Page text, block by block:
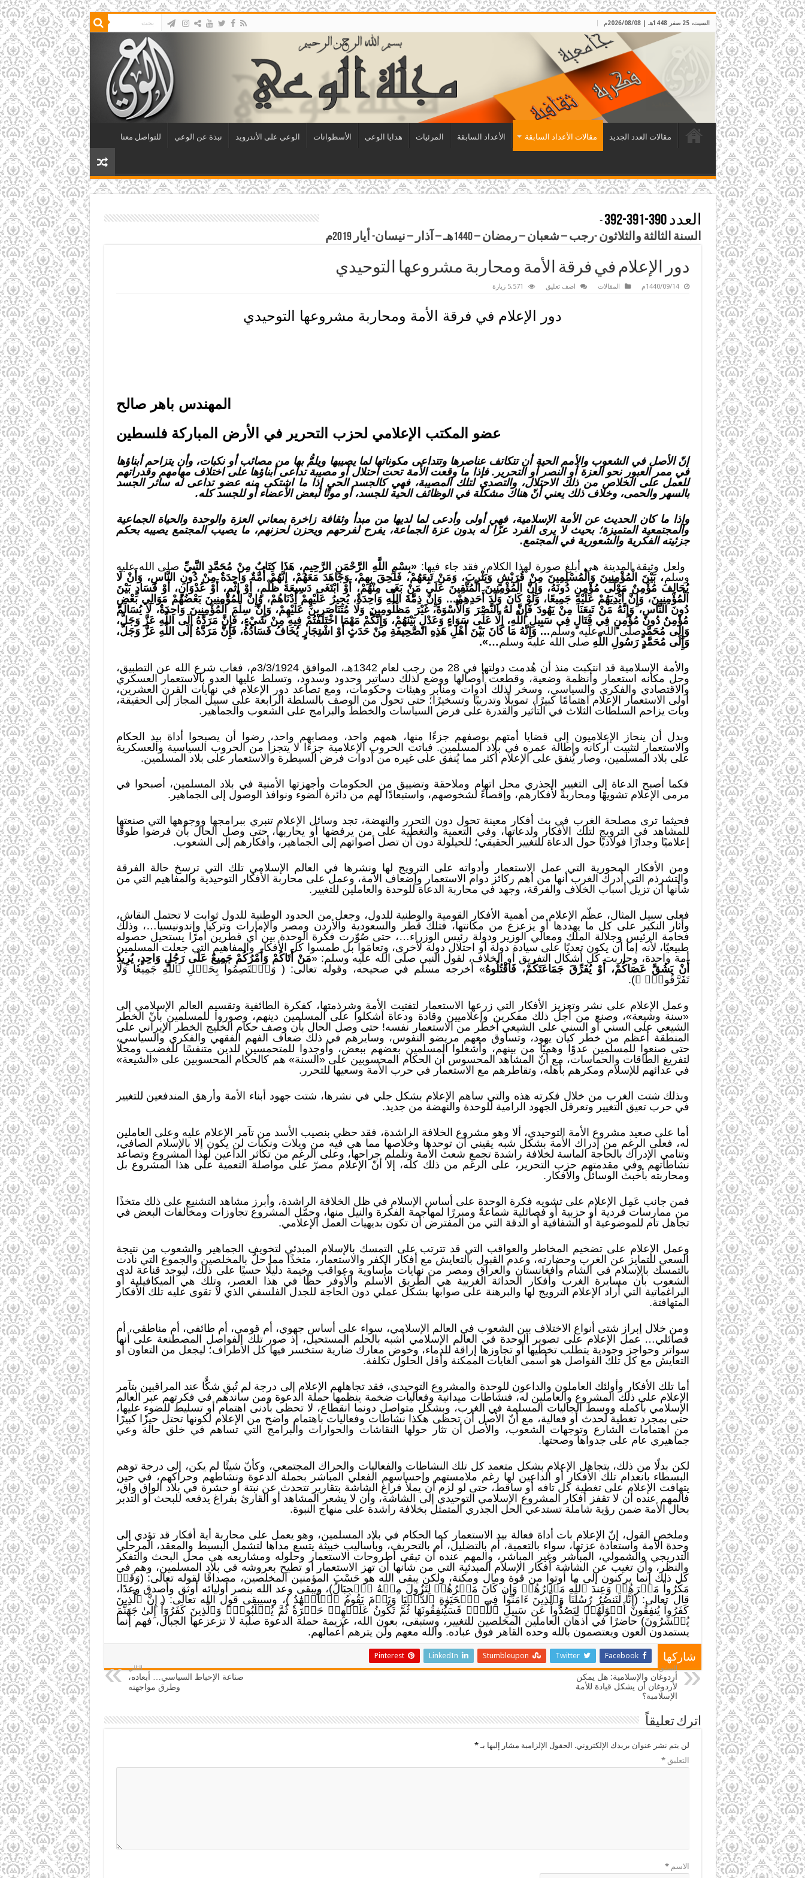
السبت، 25 صفر 1448هـ | 2026/08/08م
مقالات العدد الجديد مقالات الأعداد السابقة الأعداد السابقة المرئيات هدايا الوعي الأسطوانات الوعي على الأندرويد نبذة عن الوعي للتواصل معنا
العدد 390-391-392
-
السنة الثالثة والثلاثون -رجب – شعبان – رمضان – 1440هـ – آذار – نيسان- أيار 2019م
دور الإعلام في فرقة الأمة ومحاربة مشروعها التوحيدي
1440/09/14م المقالات اضف تعليق 5,571 زيارة
دور الإعلام في فرقة الأمة ومحاربة مشروعها التوحيدي
المهندس باهر صالح
عضو المكتب الإعلامي لحزب التحرير في الأرض المباركة فلسطين
إنّ الأصل في الشعوب والأمم الحية أن تتكاتف عناصرها وتتداعى مكوناتها لما يصيبها ويلمُّ بها من مصائب أو نكبات، وأن يتزاحم أبناؤها
في ممر العبور نحو العزة أو النصر أو التحرير. فإذا ما وقعت الأمة تحت احتلال أو مصيبة تداعى أبناؤها على اختلاف مهامهم وقدراتهم
للعمل على الخلاص من ذلك الاحتلال، والتصدي لتلك المصيبة، فهي كالجسد الحي إذا ما اشتكى منه عضو تداعى له سائر الجسد
بالسهر والحمى، وخلاف ذلك يعني أنّ هناك مشكلة في الوظائف الحية للجسد، أو موتًا لبعض الأعضاء أو للجسد كله.
وإذا ما كان الحديث عن الأمة الإسلامية، فهي أولى وأدعى لما لديها من مبدأ وثقافة زاخرة بمعاني العزة والوحدة والحياة الجماعية
والمجتمعية المتميزة؛ بحيث لا يرى الفرد عزًا له بدون عزة الجماعة، يفرح لفرحهم ويحزن لحزنهم، ما يصيب المجتمع يصيبه بحكم
جزئيته الفكرية والشعورية في المجتمع.
ولعل وثيقة المدينة هي أبلغ صورة لهذا الكلام، فقد جاء فيها: «بِسْمِ اللَّهِ الرَّحْمَنِ الرَّحِيمِ، هَذَا كِتَابٌ مِنْ مُحَمَّدٍ النَّبِيِّ صلى الله عليه
وسلم، بَيْنَ الْمُؤْمِنِينَ وَالْمُسْلِمِينَ مِنْ قُرَيْشٍ وَيَثْرِبَ، وَمَنْ تَبِعَهُمْ، فَلَحِقَ بِهِمْ، وَجَاهَدَ مَعَهُمْ، إنَّهُمْ أُمَّةٌ وَاحِدَةٌ مِنْ دُونِ النَّاسِ، وَأَنْ لَا
يُحَالِفَ مُؤْمِنٌ مَوْلَى مُؤْمِنٍ دُونَهُ، وَإِنَّ الْمُؤْمِنِينَ الْمُتَّقِينَ عَلَى مَنْ بَغَى مِنْهُمْ، أَوْ ابْتَغَى دَسِيعَةَ ظُلْمٍ، أَوْ إثْمٍ، أَوْ عُدْوَانٍ، أَوْ فَسَادٍ بَيْنَ
الْمُؤْمِنِينَ، وَإِنَّ أَيْدِيَهُمْ عَلَيْهِ جَمِيعًا، وَلَوْ كَانَ وَلَدَ أَحَدِهِمْ… وَإِنَّ ذِمَّةَ اللَّهِ وَاحِدَةٌ، يُجِيرُ عَلَيْهِمْ أَدْنَاهُمْ، وَإِنَّ الْمُؤْمِنِينَ بَعْضُهُمْ مَوَالِي بَعْضٍ
دُونَ النَّاسِ، وَإِنَّهُ مَنْ تَبِعَنَا مِنْ يَهُودَ فَإِنَّ لَهُ النَّصْرَ وَالْأُسْوَةَ، غَيْرَ مَظْلُومِينَ وَلَا مُتَنَاصَرِينَ عَلَيْهِمْ، وَإِنَّ سِلْمَ الْمُؤْمِنِينَ وَاحِدَةٌ، لَا يُسَالَمُ
مُؤْمِنٌ دُونَ مُؤْمِنٍ فِي قِتَالٍ فِي سَبِيلِ اللَّهِ، إلَّا عَلَى سَوَاءٍ وَعَدْلٍ بَيْنَهُمْ، وَإِنَّكُمْ مَهْمَا اخْتَلَفْتُمْ فِيهِ مِنْ شَيْءٍ، فَإِنَّ مَرَدَّهُ إلَى اللَّهِ عَزَّ وَجَلَّ،
وَإِلَى مُحَمَّدٍصلى الله عليه وسلم … وَإِنَّهُ مَا كَانَ بَيْنَ أَهْلِ هَذِهِ الصَّحِيفَةِ مِنْ حَدَثٍ أَوْ اشْتِجَارٍ يُخَافُ فَسَادُهُ، فَإِنَّ مَرَدَّهُ إلَى اللَّهِ عَزَّ وَجَلَّ،
وَإِلَى مُحَمَّدٍ رَسُولِ اللَّهِ صلى الله عليه وسلم …».
والأمة الإسلامية قد انتكبت منذ أن هُدمت دولتها في 28 من رجب لعام 1342هـ، الموافق 3/3/1924م، فغاب شرع الله عن التطبيق،
وحل مكانه استعمار وأنظمة وضعية، وقطعت أوصالها ووضع لذلك دساتير وحدود وسدود، وتسلط عليها العدو بالاستعمار العسكري
والاقتصادي والفكري والسياسي، وسخر لذلك أدوات ومنابر وهيئات وحكومات، ومع تصاعد دور الإعلام في نهايات القرن العشرين،
أولى الاستعمار الإعلام اهتمامًا كبيرًا، تمويلًا وتدريبًا وتسخيرًا؛ حتى تحول من الوصف بالسلطة الرابعة على سبيل المجاز إلى الحقيقة،
وبات يزاحم السلطات الثلاث في التأثير والقدرة على فرض السياسات والخطط والبرامج على الشعوب والجماهير.
وبدل أن ينحاز الإعلاميون إلى قضايا أمتهم بوصفهم جزءًا منها، همهم واحد، ومصابهم واحد، رضوا أن يصبحوا أداة بيد الحكام
والاستعمار لتثبيت أركانه وإطالة عمره في بلاد المسلمين. فباتت الحروب الإعلامية جزءًا لا يتجزأ من الحروب السياسية والعسكرية
على بلاد المسلمين، وصار يُنفق على الإعلام أكثر مما يُنفق على غيره من أدوات فرض السيطرة والاستعمار على بلاد المسلمين.
فكما أصبح الدعاة إلى التغيير الجذري محل اتهام وملاحقة وتضييق من الحكومات وأجهزتها الأمنية في بلاد المسلمين، أصبحوا في
مرمى الإعلام تشويهًا ومحاربةً لأفكارهم، وإقصاءً لشخوصهم، واستبعادًا لهم من دائرة الضوء ونوافذ الوصول إلى الجماهير.
فحيثما ترى مصلحة الغرب في بث أفكار معينة تحول دون التحرر والنهضة، تجد وسائل الإعلام تنبري ببرامجها ووجوهها التي صنعتها
للمشاهد في الترويج لتلك الأفكار ولدعاتها، وفي التعمية والتغطية على من يرفضها أو يحاربها، حتى وصل الحال بأن فرضوا طوقًا
إعلاميًا وجدارًا فولاذيًا حول الدعاة للتغيير الحقيقي؛ للحيلولة دون أن تصل أصواتهم إلى الجماهير، وأفكارهم إلى الشعوب.
ومن الأفكار المحورية التي عمل الاستعمار وأدواته على الترويج لها ونشرها في العالم الإسلامي تلك التي ترسخ حالة الفرقة
والتشرذم التي أدرك الغرب أنها من أهم ركائز دوام الاستعمار وإضعاف الأمة، وعمل على محاربة الأفكار التوحيدية والمفاهيم التي من
شأنها أن تزيل أسباب الخلاف والفرقة، وجهد في محاربة الدعاة للوحدة والعاملين للتغيير.
فعلى سبيل المثال، عظّم الإعلام من أهمية الأفكار القومية والوطنية للدول، وجعل من الحدود الوطنية للدول ثوابت لا تحتمل النقاش،
وأثار النكير على كل ما يهددها أو يزعزع من مكانتها، فتلك قطر والسعودية والأردن ومصر والإمارات وتركيا وإندونيسيا…، وذلك
فخامة الرئيس وجلالة الملك ومعالي الوزير ودولة رئيس الوزراء…، حتى صُوّرت فكرة الوحدة بين أي قطرين أمرًا يستحيل حصوله
طبيعيًا، لأنه إما أن يكون تعديًا على سيادة دولة أو احتلال دولة لأخرى، وتعامَوا بل طمسوا كل الأفكار والمفاهيم التي جعلت المسلمين
أمة واحدة، وحاربت كل أشكال التفريق أو الخلاف، لقول النبي صلى الله عليه وسلم: «مَنْ أَتَاكُمْ وَأَمْرُكُمْ جَمِيعٌ عَلَى رَجُلٍ وَاحِدٍ، يُرِيدُ
أَنْ يَشُقَّ عَصَاكُمْ، أَوْ يُفَرِّقَ جَمَاعَتَكُمْ، فَاقْتُلُوهُ» أخرجه مسلم في صحيحه، وقوله تعالى: ( وَٱعۡتَصِمُواْ بِحَبۡلِ ٱللَّهِ جَمِيعٗا وَلَا
تَفَرَّقُواْۚ ْ).
وعمل الإعلام على نشر وتعزيز الأفكار التي زرعها الاستعمار لتفتيت الأمة وشرذمتها، كفكرة الطائفية وتقسيم العالم الإسلامي إلى
«سنة وشيعة»، وصنع من أجل ذلك مفكرين وإعلاميين وقادة ودعاة أشكلوا على المسلمين دينهم، وصوروا للمسلمين بأنّ الخطر
الشيعي على السني أو السني على الشيعي أخطر من الاستعمار نفسه! حتى وصل الحال بأن وصف حكام الخليج الخطر الإيراني على
المنطقة أعظم من خطر كيان يهود، وتساوق معهم مريضو النفوس، وسايرهم في ذلك ضعاف الفهم الفقهي والفكري والسياسي،
حتى صنعوا للمسلمين عدوًا وهميًا من بينهم، وأشغلوا المسلمين بعضهم ببعض، وأوجدوا للمتحمسين للدين متنفسًا للغضب ومحلًا
لتفريغ الطاقات والحماسات، مع أنّ المشاهد المحسوس أن الحكام المحسوبين على «السنة» هم كالحكام المحسوبين على «الشيعة»
في عدائهم للإسلام ومكرهم بأهله، وتقاطرهم مع الاستعمار في حرب الأمة وسعيها للتحرر.
وبذلك شتت الغرب من خلال فكرته هذه والتي ساهم الإعلام بشكل جلي في نشرها، شتت جهود أبناء الأمة وأرهق المندفعين للتغيير
في حرب تعيق التغيير وتعرقل الجهود الرامية للوحدة والنهضة من جديد.
أما على صعيد مشروع الأمة التوحيدي، ألا وهو مشروع الخلافة الراشدة، فقد حظي بنصيب الأسد من تآمر الإعلام عليه وعلى العاملين
له، فعلى الرغم من إدراك الأمة بشكل شبه يقيني أن توحدها وخلاصها مما هي فيه من ويلات ونكبات لن يكون إلا بالإسلام الصافي،
وتنامي الإدراك بالحاجة الماسة لخلافة راشدة تجمع شعث الأمة وتلملم جراحها، وعلى الرغم من تكاثر الداعين لهذا المشروع وتصاعد
نشاطاتهم وفي مقدمتهم حزب التحرير، على الرغم من ذلك كله، إلا أنّ الإعلام مصرّ على مواصلة التعمية على هذا المشروع بل
ومحاربته بأخبث الوسائل والأفكار.
فمن جانب عَمِل الإعلام على تشويه فكرة الوحدة على أساس الإسلام في ظل الخلافة الراشدة، وأبرز مشاهد التشنيع على ذلك متخذًا
من ممارسات فردية أو حزبية أو فصائلية شماعةً ومبررًا لمهاجمة الفكرة والنيل منها، وحمّل المشروع تجاوزات ومخالفات البعض في
تجاهل تام للموضوعية أو الشفافية أو الدقة التي من المفترض أن تكون بديهيات العمل الإعلامي.
وعمل الإعلام على تضخيم المخاطر والعواقب التي قد تترتب على التمسك بالإسلام المبدئي لتخويف الجماهير والشعوب من نتيجة
السعي للتمايز عن الغرب وحضارته، وعدم القبول بالتعايش مع أفكار الكفر والاستعمار، متخذًا مما حلَّ بالمخلصين والجموع التي نادت
بالتمسك بالإسلام في الشام وأفغانستان والعراق ومصر من نهايات مأساوية وعواقب وخيمة دليلًا حسيًا على ذلك، ليوجد قناعة لدى
الشعوب بأن مسايرة الغرب وأفكار الحداثة الغربية هي الطريق الأسلم والأوفر حظًا في هذا العصر، وتلك هي الميكافيلية أو
البراغماتية التي أراد الإعلام الترويج لها والبرهنة على صوابها بشكل عملي دون الحاجة للجدل الفلسفي الذي لا تقوى عليه تلك الأفكار
المتهافتة.
ومن خلال إبراز شتى أنواع الاختلاف بين الشعوب في العالم الإسلامي، سواء على أساس جهوي، أم قومي، أم طائفي، أم مناطقي، أم
فصائلي… عمل الإعلام على تصوير الوحدة في العالم الإسلامي أشبه بالحلم المستحيل، إذ صور تلك الفواصل المصطنعة على أنها
سواتر وحواجز وجودية يتطلب تخطيها أو تجاوزها إراقة للدماء، وخوض معارك ضارية ستخسر فيها كل الأطراف؛ ليجعل من التعاون أو
التعايش مع كل تلك الفواصل هو أسمى الغايات الممكنة وأقل الحلول تكلفة.
أما تلك الأفكار وأولئك العاملون والداعون للوحدة والمشروع التوحيدي، فقد تجاهلهم الإعلام إلى درجة لم تُبقِ شكًّا عند المراقبين بتآمر
الإعلام على ذلك المشروع والعاملين له، فنشاطات ميدانية وفعاليات ضخمة ينظمها حملة الدعوة ومن ساندهم في فكرتهم عبر العالم
الإسلامي بأكمله ووسط الجاليات المسلمة في الغرب، وبشكل متواصل دونما انقطاع، لا تحظى بأدنى اهتمام أو تسليط للضوء عليها،
حتى بمجرد تغطية لحدث أو فعالية، مع أنّ الأصل أن تحظى هكذا نشاطات وفعاليات باهتمام واضح من الإعلام لكونها تحتل حيزًا كبيرًا
من اهتمامات الشارع وتوجهات الشعوب، والأصل أن تثار حولها النقاشات والحوارات والبرامج التي تساهم في خلق حالة وعي
جماهيري عام على جدواها وصحتها.
لكن بدلًا من ذلك، يتجاهل الإعلام بشكل متعمد كل تلك النشاطات والفعاليات والحراك المجتمعي، وكأنّ شيئًا لم يكن، إلى درجة توهم
البسطاء بانعدام تلك الأفكار أو الداعين لها رغم ملامستهم وإحساسهم الفعلي المباشر بحملة الدعوة ونشاطهم وحراكهم، في حين
يتهافت الإعلام على تغطية كل تافه أو ساقط، حتى لو لزم أن يملأ فراغ الشاشة بتقارير تتحدث عن نبتة أو حشرة في بلاد الواق واق،
فالمهم عنده أن لا تقفز أفكار المشروع الإسلامي التوحيدي إلى الشاشة، وأن لا يشعر المشاهد أو القارئ بفراغ يدفعه للبحث أو التدبر
بحال الأمة ضمن رؤية شاملة تستدعي الحل الجذري المتمثل بخلافة راشدة على منهاج النبوة.
وملخص القول، إنّ الإعلام بات أداة فعالة بيد الاستعمار كما الحكام في بلاد المسلمين، وهو يعمل على محاربة أية أفكار قد تؤدي إلى
وحدة الأمة واستعادة عزتها، سواء بالتعمية، أم بالتضليل، أم بالتحريف، وبأساليب خبيثة يتسع مداها لتشمل البسيط والمعقد، المرحلي
التدريجي والشمولي، المباشر وغير المباشر، والمهم عنده أن تبقى أطروحات الاستعمار وحلوله ومشاريعه هي محل البحث والتفكر
والنظر، وأن تغيب عن الشاشة أفكار الإسلام المبدئية التي من شأنها أن تهز الاستعمار أو تطيح بعروشه في بلاد المسلمين، وهم في
كل ذلك إنما يركنون إلى ما أوتوا من قوة ومال ومكنة، ولكن يبقى الله هو حَسْبَ المؤمنين المخلصين، مصداقًا لقوله تعالى: (وَقَدۡ
مَكَرُواْ مَكۡرَهُمۡ وَعِندَ ٱللَّهِ مَكۡرُهُمۡ وَإِن كَانَ مَكۡرُهُمۡ لِتَزُولَ مِنۡهُ ٱلۡجِبَالُ)، ويبقى وعد الله بنصر أوليائه أوثق وأصدق وعدًا،
قال تعالى: (إِنَّا لَنَنصُرُ رُسُلَنَا وَٱلَّذِينَ ءَامَنُواْ فِي ٱلۡحَيَوٰةِ ٱلدُّنۡيَا وَيَوۡمَ يَقُومُ ٱلۡأَشۡهَٰدُ )، وسيبقى قول الله تعالى: ( إِنَّ ٱلَّذِينَ
كَفَرُواْ يُنفِقُونَ أَمۡوَٰلَهُمۡ لِيَصُدُّواْ عَن سَبِيلِ ٱللَّهِۚ فَسَيُنفِقُونَهَا ثُمَّ تَكُونُ عَلَيۡهِمۡ حَسۡرَةٗ ثُمَّ يُغۡلَبُونَۗ وَٱلَّذِينَ كَفَرُوٓاْ إِلَىٰ جَهَنَّمَ
يُحۡشَرُونَ) حاضرًا في أذهان العاملين المخلصين للتغيير، وستبقى، بعون الله، عزيمة حملة الدعوة صلبة لا تزعزعها الجبال، فهم إنما
يستمدون العون ويعتصمون بالله وحده القاهر فوق عباده. والله معهم ولن يترهم أعمالهم.
شاركها Facebook
Twitter
Stumbleupon
LinkedIn
Pinterest
السابق
أردوغان والإسلامية: هل يمكن
لأردوغان أن يشكل قيادة للأمة
الإسلامية؟
التالي
صناعة الإحباط السياسي… أبعاده،
وطرق مواجهته
اترك تعليقاً
لن يتم نشر عنوان بريدك الإلكتروني. الحقول الإلزامية مشار إليها بـ*
التعليق*
الاسم*